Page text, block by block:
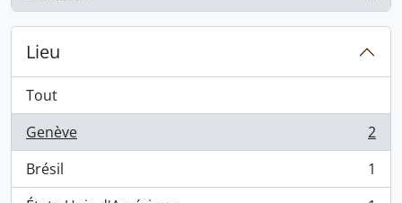
Lieu
Tout
Genève
, 2 résultats
2
Brésil
, 1 résultats
1